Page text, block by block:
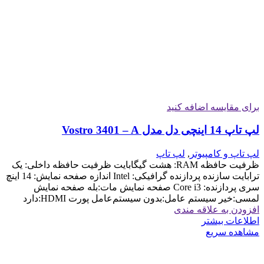
برای مقایسه اضافه کنید
لپ تاپ 14 اینچی دل مدل Vostro 3401 – A
لپ تاپ و کامپیوتر , لپ تاپ
ظرفیت حافظه RAM: هشت گیگابایت ظرفیت حافظه داخلی: یک
ترابایت سازنده پردازنده گرافیکی: Intel اندازه صفحه نمایش: 14 اینچ
سری پردازنده: Core i3 صفحه نمایش مات:بله صفحه نمایش
لمسی:خیر سیستم عامل:بدون سیستم‌عامل پورت HDMI:دارد
افزودن به علاقه مندی
اطلاعات بیشتر
مشاهده سریع